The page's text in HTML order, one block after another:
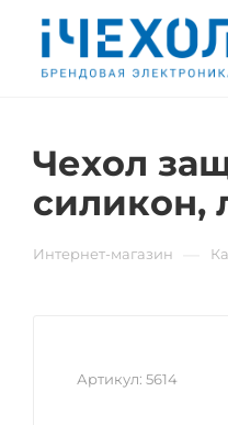
Чехол
силикон,
Интернет-магазин
Артикул: 5614